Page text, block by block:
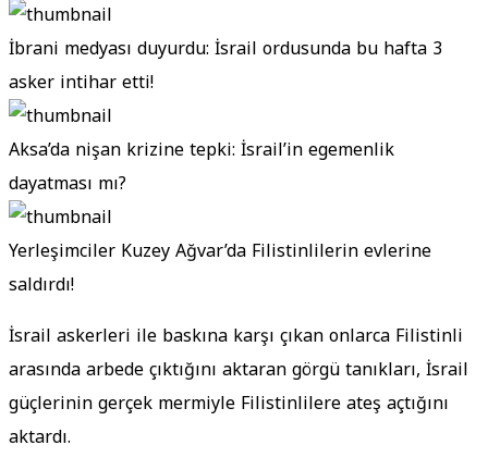
İbrani medyası duyurdu: İsrail ordusunda bu hafta 3
asker intihar etti!
Aksa’da nişan krizine tepki: İsrail’in egemenlik
dayatması mı?
Yerleşimciler Kuzey Ağvar’da Filistinlilerin evlerine
saldırdı!
İsrail askerleri ile baskına karşı çıkan onlarca Filistinli
arasında arbede çıktığını aktaran görgü tanıkları, İsrail
güçlerinin gerçek mermiyle Filistinlilere ateş açtığını
aktardı.